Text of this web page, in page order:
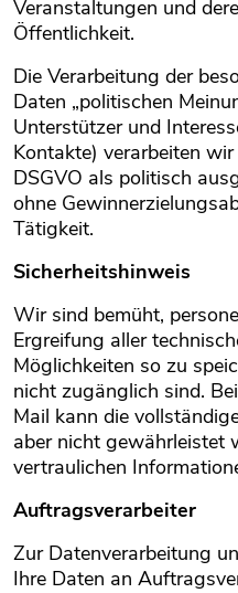
Veranstaltungen und
Öffentlichkeit.
Die Verarbeitung der
Daten „politischen
Unterstützer und
Kontakte) verarbeiten
DSGVO als politisch
ohne
Tätigkeit.
Sicherheitshinweis
Wir sind bemüht,
Ergreifung aller
Möglichkeiten so zu
nicht zugänglich sind.
Mail kann die
aber nicht gewährleistet
vertraulichen
Auftragsverarbeiter
Zur Datenverarbeitung
Ihre Daten an